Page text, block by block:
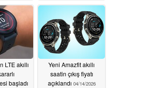
LTE akıllı
başladı
Yeni Amazfit akıllı
saatin çıkış fiyatı
açıklandı 04/14/2026